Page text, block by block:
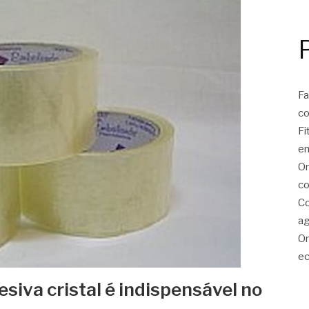
cristal é indispensável no